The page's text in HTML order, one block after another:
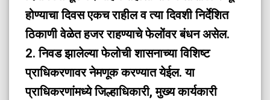
होण्याचा दिवस एकच राहील व त्या दिवशी निर्देशित
ठिकाणी वेळेत हजर राहण्याचे फेलोंवर बंधन असेल.
2. निवड झालेल्या फेलोची शासनाच्या विशिष्ट
प्राधिकरणावर नेमणूक करण्यात येईल. या
प्राधिकरणांमध्ये जिल्हाधिकारी, मुख्य कार्यकारी